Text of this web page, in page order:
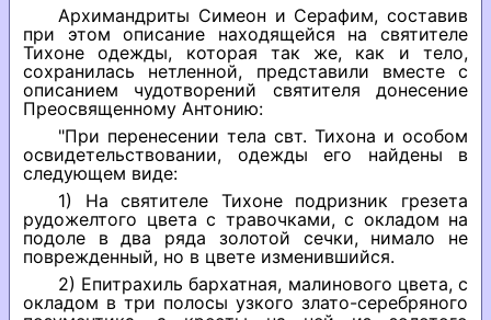
Архимандриты Симеон и Серафим, составив
при этом описание находящейся на святителе
Тихоне одежды, которая так же, как и тело,
сохранилась нетленной, представили вместе с
описанием чудотворений святителя донесение
Преосвященному Антонию:
"При перенесении тела свт. Тихона и особом
освидетельствовании, одежды его найдены в
следующем виде:
1) На святителе Тихоне подризник грезета
рудожелтого цвета с травочками, с окладом на
подоле в два ряда золотой сечки, нимало не
поврежденный, но в цвете изменившийся.
2) Епитрахиль бархатная, малинового цвета, с
окладом в три полосы узкого злато-серебряного